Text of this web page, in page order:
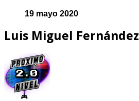
19 mayo 2020
Luis Miguel Fernández